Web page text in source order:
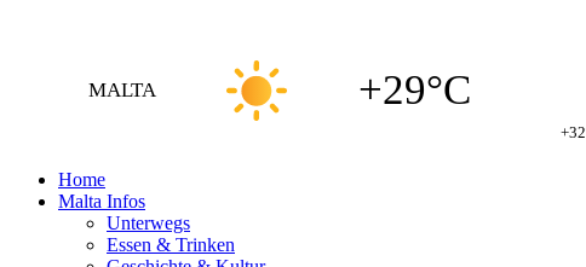
MALTA +29°C
Home
Malta Infos
Unterwegs
Essen & Trinken